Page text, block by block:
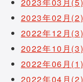
2023年02月(2)
2022年12月(3)
2022年10月(3)
2022年06月(1)
2022年04月(2)